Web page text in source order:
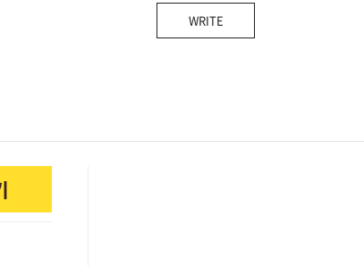
WRITE